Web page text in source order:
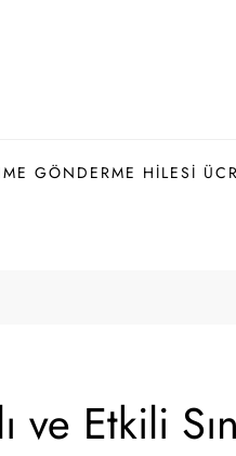
GÖNDERME HILESI
ve Etkili